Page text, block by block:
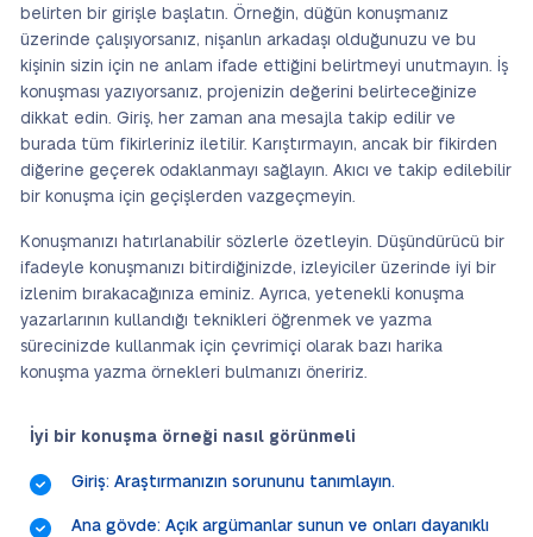
belirten bir girişle başlatın. Örneğin, düğün konuşmanız
üzerinde çalışıyorsanız, nişanlın arkadaşı olduğunuzu ve bu
kişinin sizin için ne anlam ifade ettiğini belirtmeyi unutmayın. İş
konuşması yazıyorsanız, projenizin değerini belirteceğinize
dikkat edin. Giriş, her zaman ana mesajla takip edilir ve
burada tüm fikirleriniz iletilir. Karıştırmayın, ancak bir fikirden
diğerine geçerek odaklanmayı sağlayın. Akıcı ve takip edilebilir
bir konuşma için geçişlerden vazgeçmeyin.
Konuşmanızı hatırlanabilir sözlerle özetleyin. Düşündürücü bir
ifadeyle konuşmanızı bitirdiğinizde, izleyiciler üzerinde iyi bir
izlenim bırakacağınıza eminiz. Ayrıca, yetenekli konuşma
yazarlarının kullandığı teknikleri öğrenmek ve yazma
sürecinizde kullanmak için çevrimiçi olarak bazı harika
konuşma yazma örnekleri bulmanızı öneririz.
İyi bir konuşma örneği nasıl görünmeli
Giriş: Araştırmanızın sorununu tanımlayın.
Ana gövde: Açık argümanlar sunun ve onları dayanıklı